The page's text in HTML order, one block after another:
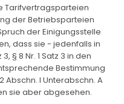
Tarifvertragsparteien
der Betriebsparteien
der Einigungsstelle
dass sie - jedenfalls in
§ 8 Nr. 1 Satz 3 in den
Bestimmung
Abschn. I Unterabschn. A
sie aber abgesehen.